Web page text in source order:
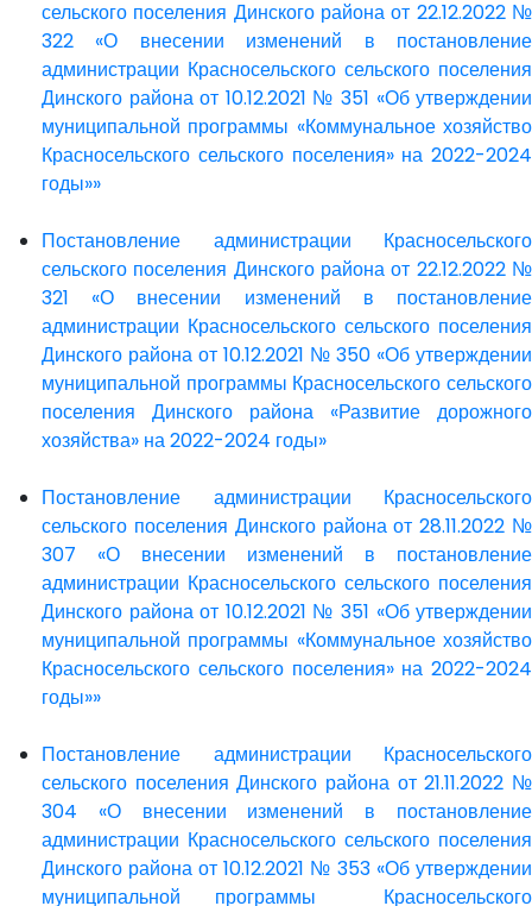
сельского поселения Динского района от 22.12.2022 №
322 «О внесении изменений в постановление
администрации Красносельского сельского поселения
Динского района от 10.12.2021 № 351 «Об утверждении
муниципальной программы «Коммунальное хозяйство
Красносельского сельского поселения» на 2022-2024
годы»»
Постановление администрации Красносельского
сельского поселения Динского района от 22.12.2022 №
321 «О внесении изменений в постановление
администрации Красносельского сельского поселения
Динского района от 10.12.2021 № 350 «Об утверждении
муниципальной программы Красносельского сельского
поселения Динского района «Развитие дорожного
хозяйства» на 2022-2024 годы»
Постановление администрации Красносельского
сельского поселения Динского района от 28.11.2022 №
307 «О внесении изменений в постановление
администрации Красносельского сельского поселения
Динского района от 10.12.2021 № 351 «Об утверждении
муниципальной программы «Коммунальное хозяйство
Красносельского сельского поселения» на 2022-2024
годы»»
Постановление администрации Красносельского
сельского поселения Динского района от 21.11.2022 №
304 «О внесении изменений в постановление
администрации Красносельского сельского поселения
Динского района от 10.12.2021 № 353 «Об утверждении
муниципальной программы Красносельского